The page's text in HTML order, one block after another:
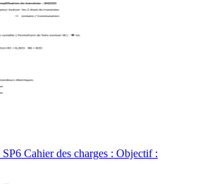
Cahier des charges : Objectif :